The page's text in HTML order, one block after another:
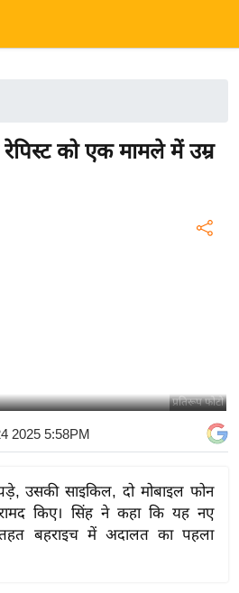
को एक मामले में उम्र
प्रतिरूप फोटो
2025 5:58PM
उसकी साइकिल, दो मोबाइल फोन
किए। सिंह ने कहा कि यह नए
तहत बहराइच में अदालत का पहला